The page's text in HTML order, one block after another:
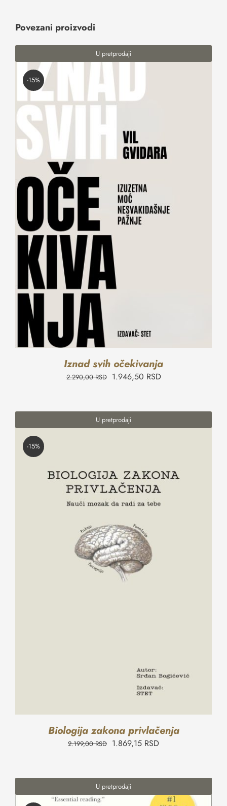
Povezani proizvodi
U pretprodaji
-15%
Iznad svih očekivanja
2.290,00RSD 1.946,50 RSD
U pretprodaji
-15%
Biologija zakona privlačenja
2.199,00RSD 1.869,15 RSD
U pretprodaji